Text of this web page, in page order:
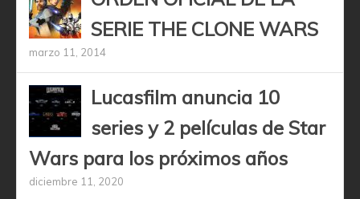
SERIE THE CLONE WARS
marzo 11, 2014
Lucasfilm anuncia 10
series y 2 películas de Star
Wars para los próximos años
diciembre 11, 2020